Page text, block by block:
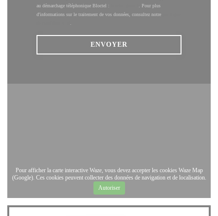
au démarchage téléphonique Bloctel :
. Pour plus
d'informations sur le traitement de vos données, consultez notre
Pour afficher la carte interactive Waze, vous devez accepter les cookies Waze Map
(Google). Ces cookies peuvent collecter des données de navigation et de localisation.
Autoriser